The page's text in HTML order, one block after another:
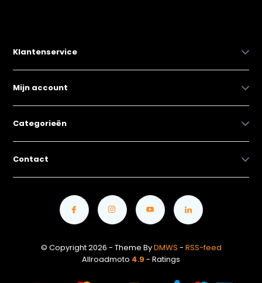
Klantenservice
Mijn account
Categorieën
Contact
© Copyright 2026 - Theme ByDMWS - RSS-feed
Allroadmoto 4.9 - Ratings